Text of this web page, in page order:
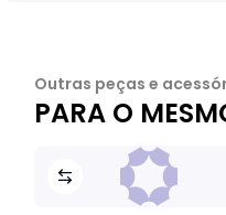
Outras peças e
PARA O